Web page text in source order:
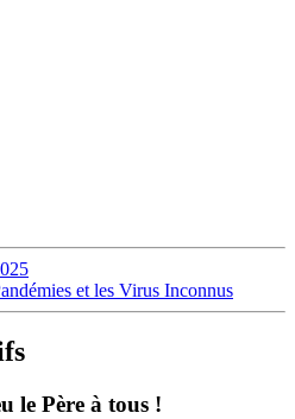
et les Virus Inconnus
le Père à tous !